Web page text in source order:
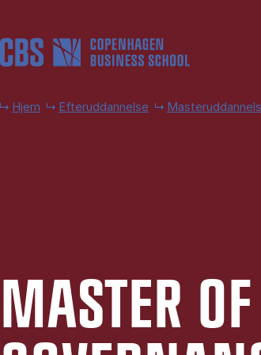
Hjem Efteruddannelse
MA­STER